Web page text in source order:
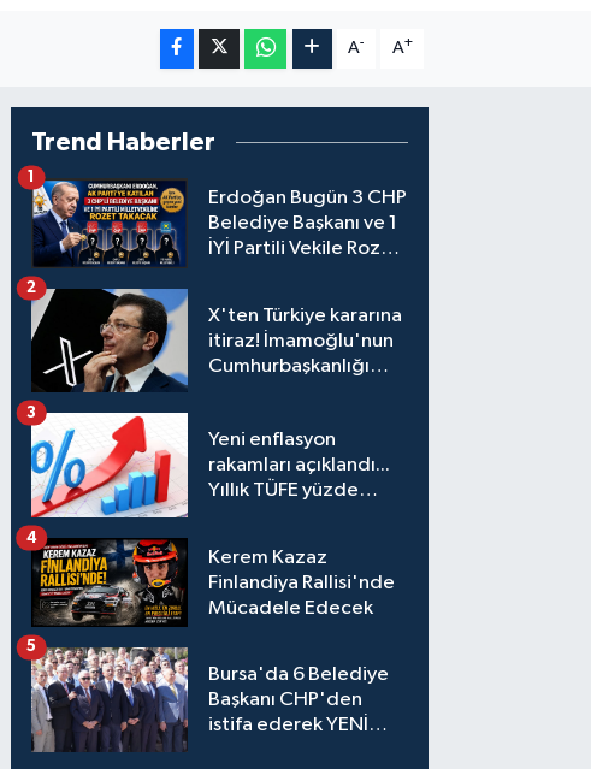
A- A+
Trend Haberler
Erdoğan Bugün 3 CHP
Belediye Başkanı ve 1
İYİ Partili Vekile Rozet
1
X'ten Türkiye kararına
itiraz! İmamoğlu'nun
Cumhurbaşkanlığı
engeli mahkemeye
taşındı
2
Yeni enflasyon
rakamları açıklandı...
Yıllık TÜFE yüzde
3
Kerem Kazaz
Finlandiya Rallisi'nde
Mücadele Edecek
4
Bursa'da 6 Belediye
Başkanı CHP'den
istifa ederek YENİ
5